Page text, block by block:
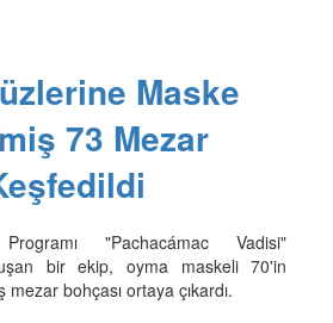
Maske
73 Mezar
"Pachacámac Vadisi"
bir ekip, oyma maskeli 70'in
bohçası ortaya çıkardı.